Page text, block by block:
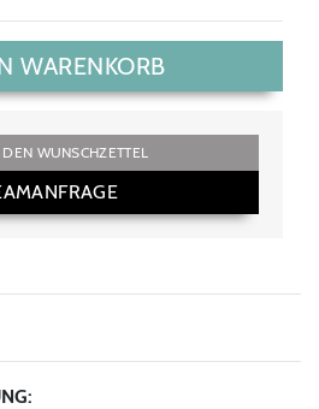
WARENKORB
WUNSCHZETTEL